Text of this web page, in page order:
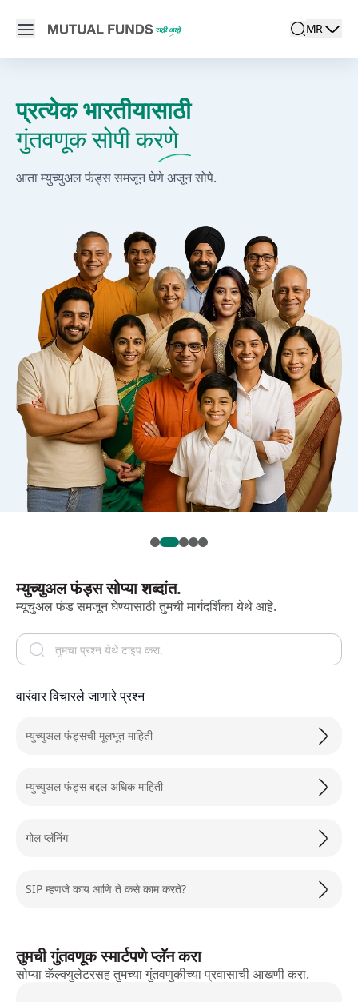
Open main menu
search
Locale
MR
active
प्रत्येक भारतीयासाठी
गुंतवणूक सोपी करणे
आता म्युच्युअल फंड्स समजून घेणे अजून सोपे.
म्युच्युअल फंड्स सोप्या शब्दांत.
म्यूचुअल फंड समजून घेण्यासाठी तुमची मार्गदर्शिका येथे आहे.
वारंवार विचारले जाणारे प्रश्न
म्युच्युअल फंड्सची मूलभूत माहिती
म्युच्युअल फंड्स बद्दल अधिक माहिती
गोल प्लॅनिंग
SIP म्हणजे काय आणि ते कसे काम करते?
तुमची गुंतवणूक स्मार्टपणे प्लॅन करा
सोप्या कॅल्क्युलेटरसह तुमच्या गुंतवणुकीच्या प्रवासाची आखणी करा.